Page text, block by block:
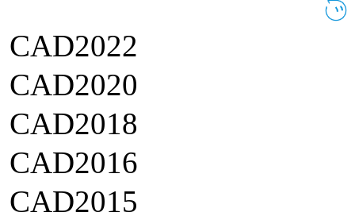
CAD2022
CAD2020
CAD2018
CAD2016
CAD2015